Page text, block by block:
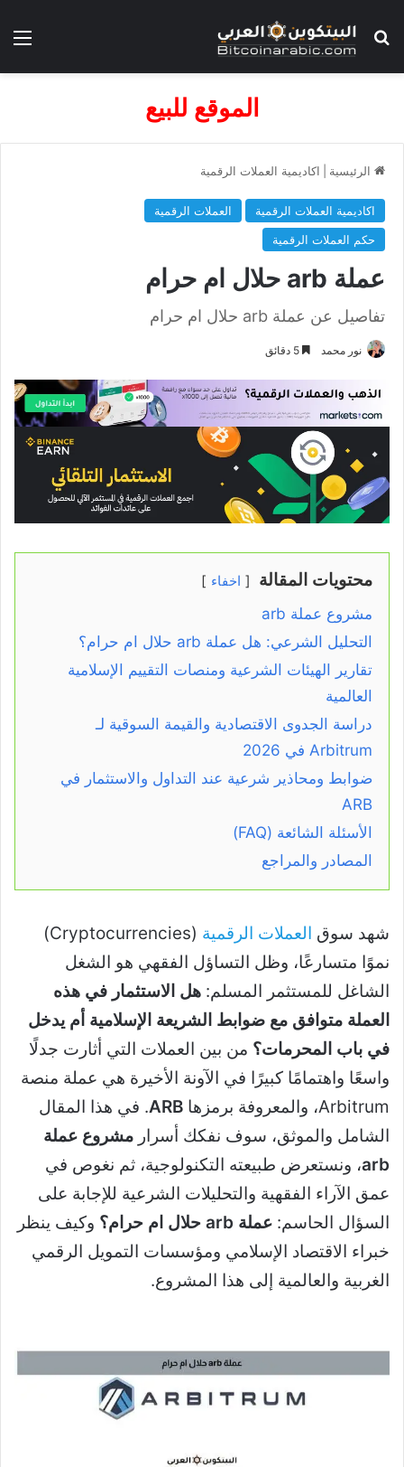
بحث عن
الموقع للبيع
الرئيسية اكاديمية العملات الرقمية
اكاديمية العملات الرقمية
العملات الرقمية
حكم العملات الرقمية
عملة arb حلال ام حرام
تفاصيل عن عملة arb حلال ام حرام
نور محمد
محتويات المقالة اخفاء
مشروع عملة arb
التحليل الشرعي: هل عملة arb حلال ام حرام؟
تقارير الهيئات الشرعية ومنصات التقييم الإسلامية
العالمية
دراسة الجدوى الاقتصادية والقيمة السوقية لـ
Arbitrum في 2026
ضوابط ومحاذير شرعية عند التداول والاستثمار في
ARB
الأسئلة الشائعة (FAQ)
المصادر والمراجع
شهد سوق العملات الرقمية
(Cryptocurrencies)
نموًا متسارعًا، وظل التساؤل الفقهي هو الشغل
الشاغل للمستثمر المسلم: هل الاستثمار في هذه
العملة متوافق مع ضوابط الشريعة الإسلامية أم يدخل
في باب المحرمات؟ من بين العملات التي أثارت جدلًا
واسعًا واهتمامًا كبيرًا في الآونة الأخيرة هي عملة منصة
Arbitrum، والمعروفة برمزها
ARB. في هذا المقال
الشامل والموثق، سوف نفكك أسرار مشروع عملة
arb، ونستعرض طبيعته التكنولوجية، ثم نغوص في
عمق الآراء الفقهية والتحليلات الشرعية للإجابة على
السؤال الحاسم: عملة arb حلال ام حرام؟
وكيف ينظر
خبراء الاقتصاد الإسلامي ومؤسسات التمويل الرقمي
الغربية والعالمية إلى هذا المشروع.